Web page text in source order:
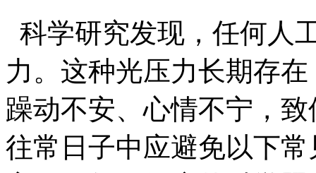
科学研究发现，任何人
力。这种光压力长期存
躁动不安、心情不宁，
往常日子中应避免以下